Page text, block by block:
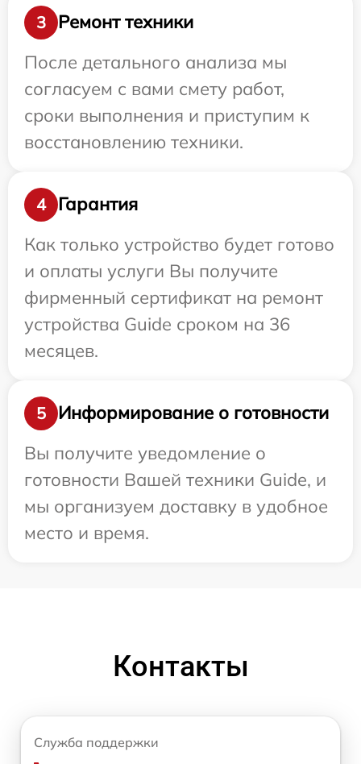
3
Ремонт техники
После детального анализа мы
согласуем с вами смету работ,
сроки выполнения и приступим к
восстановлению техники.
4
Гарантия
Как только устройство будет готово
и оплаты услуги Вы получите
фирменный сертификат на ремонт
устройства Guide сроком на 36
месяцев.
5
Информирование о готовности
Вы получите уведомление о
готовности Вашей техники Guide, и
мы организуем доставку в удобное
место и время.
Контакты
Служба поддержки